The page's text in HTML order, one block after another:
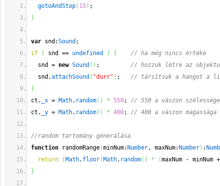
gotoAndStop( 15) ;
}
var snd:Sound ;
if
( snd == undefined ) {
// ha még nincs értéke
snd = new Sound ( ) ; // hozzuk létre az
snd.attachSound ( "durr" ) ; // társítsuk a hangot a
}
ct.
_x = Math. random( ) * 550; // 550 a vászon szélessége
ct.
_y = Math. random( ) * 400; // 400 a vászon magassága
//random tartomány generálása
function randomRange(minNum: Number, maxNum: Number) :
return
( Math. floor( Math. random( ) * (maxNum - minNum
}